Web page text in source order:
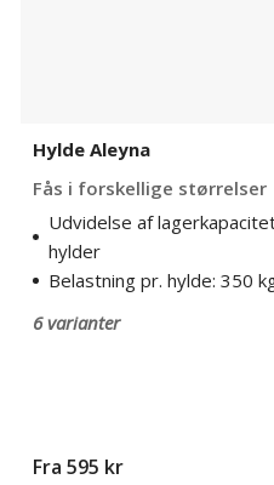
Hylde Aleyna
Fås i forskellige størrelser
Udvidelse af
hylder
Belastning pr. hylde: 350
6 varianter
Fra 595 kr